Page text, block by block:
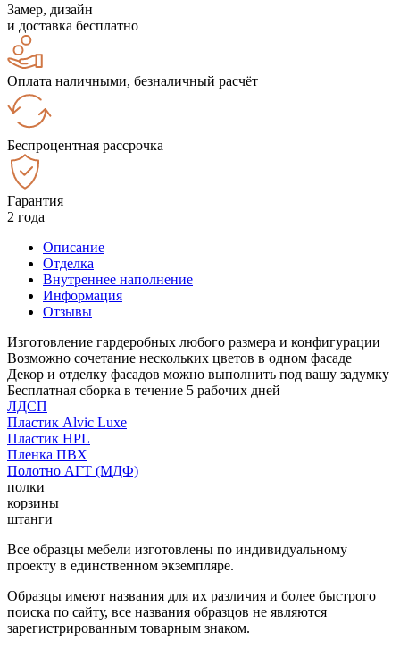
Замер, дизайн
и доставка бесплатно
Оплата наличными, безналичный расчёт
Беспроцентная рассрочка
Гарантия
2 года
Описание
Отделка
Внутреннее наполнение
Информация
Отзывы
Изготовление гардеробных любого размера и конфигурации
Возможно сочетание нескольких цветов в одном фасаде
Декор и отделку фасадов можно выполнить под вашу задумку
Бесплатная сборка в течение 5 рабочих дней
ЛДСП
Пластик Alvic Luxe
Пластик HPL
Пленка ПВХ
Полотно АГТ (МДФ)
полки
корзины
штанги
Все образцы мебели изготовлены по индивидуальному
проекту в единственном экземпляре.
Образцы имеют названия для их различия и более быстрого
поиска по сайту, все названия образцов не являются
зарегистрированным товарным знаком.